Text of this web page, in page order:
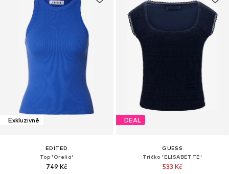
Exkluzivně
EDITED
Top 'Orelia'
749 Kč
DEAL
GUESS
Tričko 'ELISABETTE'
533 Kč